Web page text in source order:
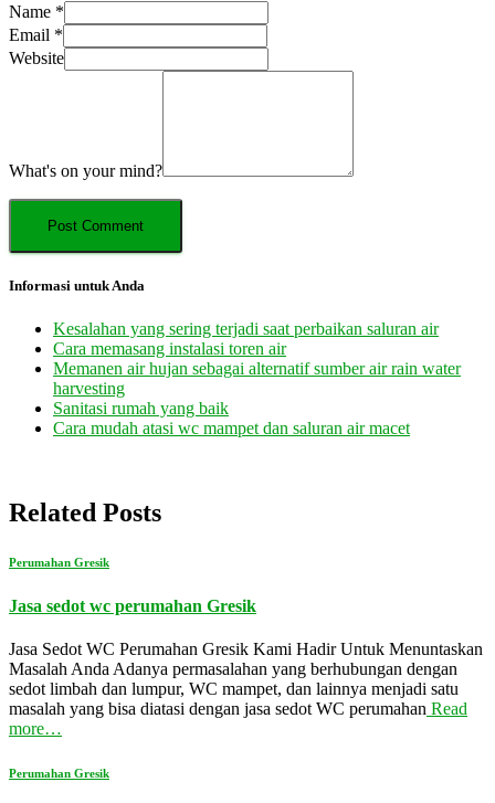
Name *
Email *
Website
What's on your mind?
Informasi untuk Anda
Kesalahan yang sering terjadi saat perbaikan saluran air
Cara memasang instalasi toren air
Memanen air hujan sebagai alternatif sumber air rain water
harvesting
Sanitasi rumah yang baik
Cara mudah atasi wc mampet dan saluran air macet
Related Posts
Perumahan Gresik
Jasa sedot wc perumahan Gresik
Jasa Sedot WC Perumahan Gresik Kami Hadir Untuk Menuntaskan
Masalah Anda Adanya permasalahan yang berhubungan dengan
sedot limbah dan lumpur, WC mampet, dan lainnya menjadi satu
masalah yang bisa diatasi dengan jasa sedot WC perumahan Read
more…
Perumahan Gresik